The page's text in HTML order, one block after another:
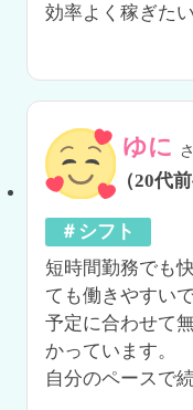
効率よく稼ぎた
ゆに
（20代前
＃シフト
短時間勤務でも
ても働きやすいで
予定に合わせて
かっています。
自分のペースで